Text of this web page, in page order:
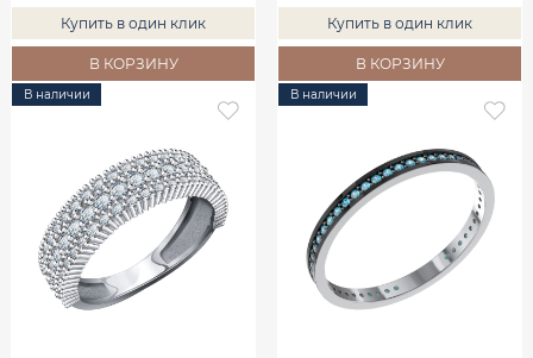
Купить в один клик
В КОРЗИНУ
Купить в один клик
В КОРЗИНУ
В наличии В наличии